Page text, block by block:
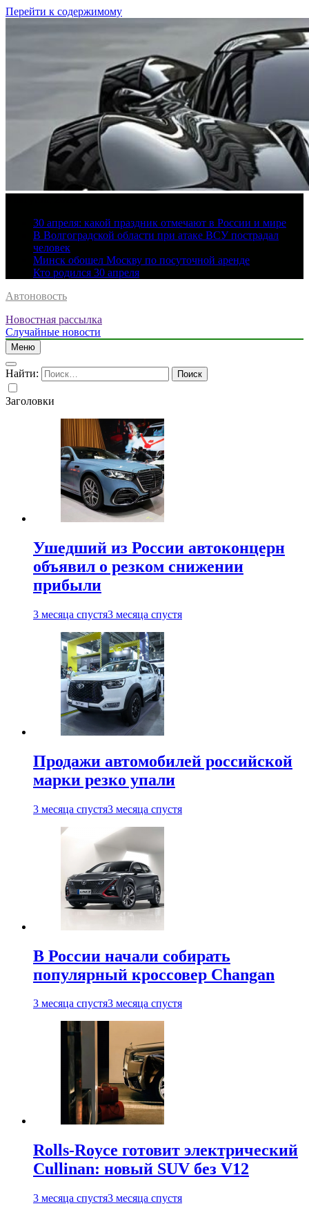
Перейти к содержимому
30 апреля: какой праздник отмечают в России и мире
В Волгоградской области при атаке ВСУ пострадал
человек
Минск обошел Москву по посуточной аренде
Кто родился 30 апреля
Автоновость
Новостная рассылка
Случайные новости
Меню
Найти:
Заголовки
Ушедший из России автоконцерн
объявил о резком снижении
прибыли
3 месяца спустя3 месяца спустя
Продажи автомобилей российской
марки резко упали
3 месяца спустя3 месяца спустя
В России начали собирать
популярный кроссовер Changan
3 месяца спустя3 месяца спустя
Rolls-Royce готовит электрический
Cullinan: новый SUV без V12
3 месяца спустя3 месяца спустя